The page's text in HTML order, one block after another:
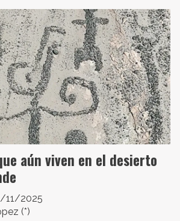
aún viven en el desierto
(*)
11/2025